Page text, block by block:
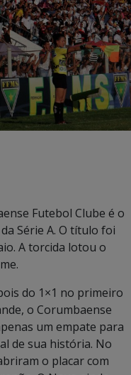
Futebol Clube é o
Série A. O título foi
A torcida lotou o
do 1×1 no primeiro
o Corumbaense
um empate para
de sua história. No
o placar com